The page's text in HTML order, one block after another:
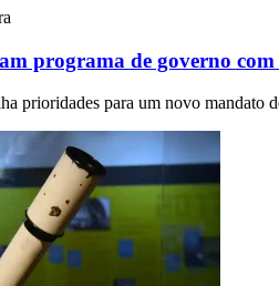
programa de governo com
prioridades para um novo mandato